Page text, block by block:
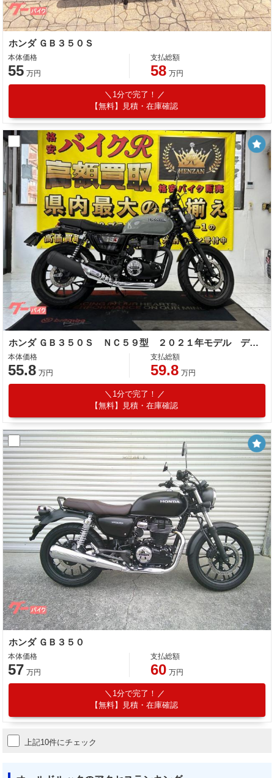
ホンダ ＧＢ３５０Ｓ
本体価格
55 万円
支払総額
58 万円
1分で完了！
【無料】見積・在庫確認
ホンダ ＧＢ３５０Ｓ ＮＣ５９型 ２０２１年モデル デイトナタコメーター スマホホルダー
本体価格
55.8 万円
支払総額
59.8 万円
1分で完了！
【無料】見積・在庫確認
ホンダ ＧＢ３５０
本体価格
57 万円
支払総額
60 万円
1分で完了！
【無料】見積・在庫確認
上記10件にチェック